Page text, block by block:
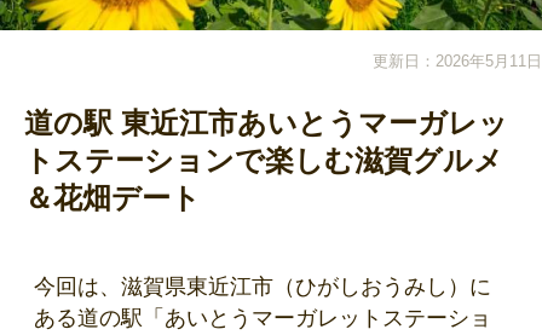
更新日：2026年5月11日
道の駅 東近江市あいとうマーガレッ
トステーションで楽しむ滋賀グルメ
＆花畑デート
今回は、滋賀県東近江市（ひがしおうみし）に
ある道の駅「あいとうマーガレットステーショ